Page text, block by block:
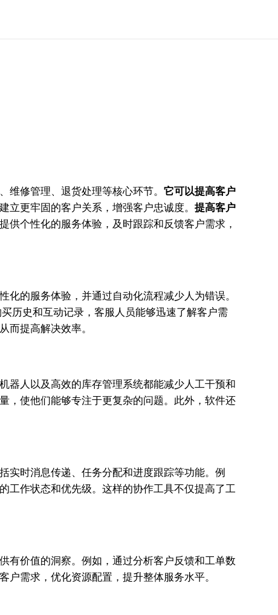
维修管理、退货处理等核心环节。它可以提高客户
立更牢固的客户关系，增强客户忠诚度。提高客户
个性化的服务体验，及时跟踪和反馈客户需求，
的服务体验，并通过自动化流程减少人为错误。
历史和互动记录，客服人员能够迅速了解客户需
而提高解决效率。
器人以及高效的库存管理系统都能减少人工干预和
，使他们能够专注于更复杂的问题。此外，软件还
实时消息传递、任务分配和进度跟踪等功能。例
工作状态和优先级。这样的协作工具不仅提高了工
有价值的洞察。例如，通过分析客户反馈和工单数
需求，优化资源配置，提升整体服务水平。